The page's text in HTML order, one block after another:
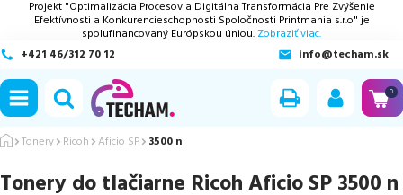
Projekt "Optimalizácia Procesov a Digitálna Transformácia Pre Zvýšenie
Efektívnosti a Konkurencieschopnosti Spoločnosti Printmania s.r.o" je
spolufinancovaný Európskou úniou. Zobraziť viac.
+421 46/312 70 12
info@techam.sk
0
Tonery Ricoh Aficio SP 3500 n
Tonery do tlačiarne Ricoh Aficio SP 3500 n